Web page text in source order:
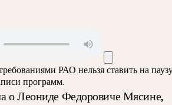
РАО нельзя ставить на
программ.
о Леониде Федоровиче Мясине,